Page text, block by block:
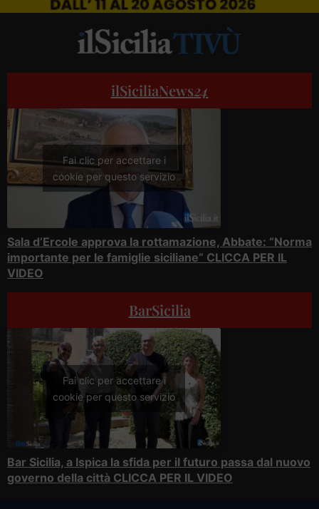
ilSiciliaNews24
Fai clic per accettare i
cookie per questo servizio
Sala d’Ercole approva la rottamazione, Abbate: “Norma
importante per le famiglie siciliane” CLICCA PER IL
VIDEO
BarSicilia
Fai clic per accettare i
cookie per questo servizio
Bar Sicilia, a Ispica la sfida per il futuro passa dal nuovo
governo della città CLICCA PER IL VIDEO